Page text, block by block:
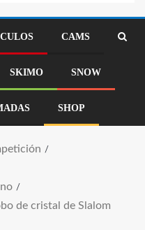
CAMS
SKIMO SNOW
SHOP
de cristal de Slalom